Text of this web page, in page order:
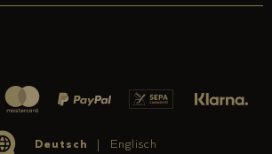
Deutsch Englisch